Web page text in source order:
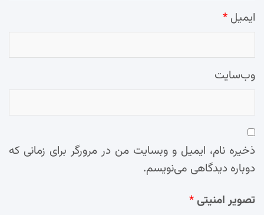
ایمیل *
وب‌سایت
ذخیره نام، ایمیل و وبسایت من در مرورگر برای زمانی که
دوباره دیدگاهی می‌نویسم.
تصویر امنیتی*